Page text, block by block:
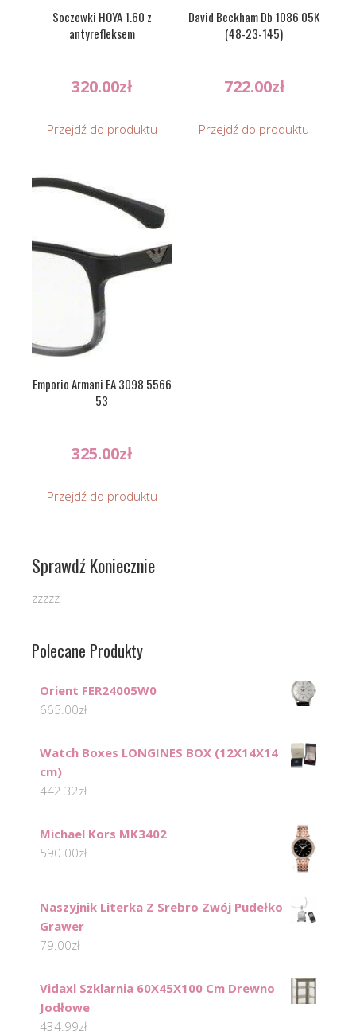
Soczewki HOYA 1.60 z
antyrefleksem
320.00zł
Przejdź do produktu
David Beckham Db 1086 05K
(48-23-145)
722.00zł
Przejdź do produktu
Emporio Armani EA 3098 5566
53
325.00zł
Przejdź do produktu
Sprawdź Koniecznie
zzzzz
Polecane Produkty
Orient FER24005W0
665.00zł
Watch Boxes LONGINES BOX (12X14X14
cm)
442.32zł
Michael Kors MK3402
590.00zł
Naszyjnik Literka Z Srebro Zwój Pudełko
Grawer
79.00zł
Vidaxl Szklarnia 60X45X100 Cm Drewno
Jodłowe
434.99zł